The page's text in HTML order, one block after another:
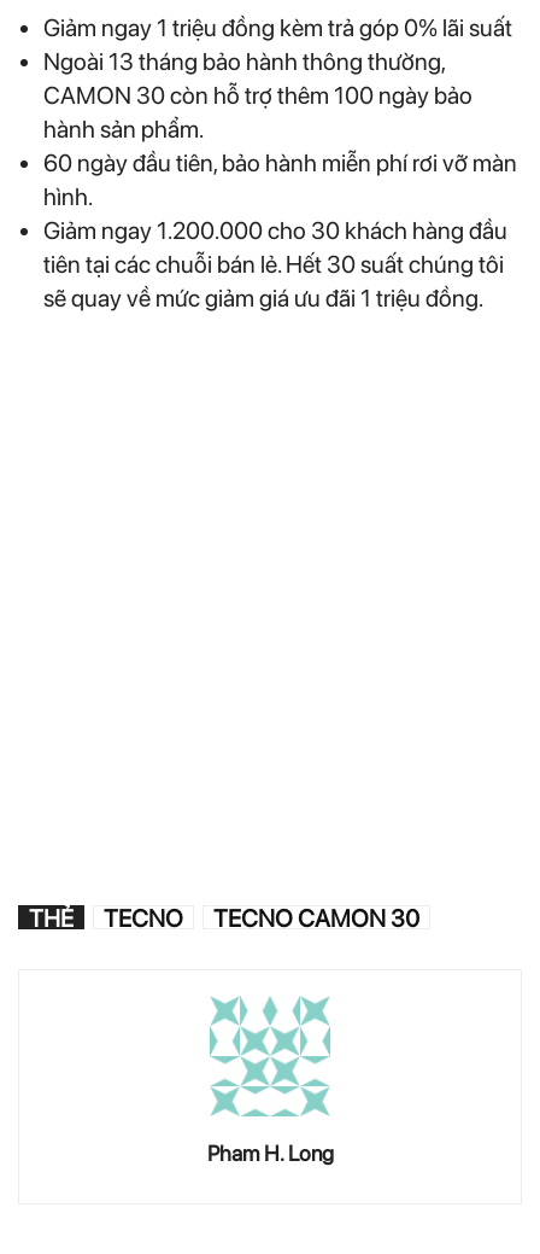
Giảm ngay 1 triệu đồng kèm trả góp 0% lãi suất
Ngoài 13 tháng bảo hành thông thường,
CAMON 30 còn hỗ trợ thêm 100 ngày bảo
hành sản phẩm.
60 ngày đầu tiên, bảo hành miễn phí rơi vỡ màn
hình.
Giảm ngay 1.200.000 cho 30 khách hàng đầu
tiên tại các chuỗi bán lẻ. Hết 30 suất chúng tôi
sẽ quay về mức giảm giá ưu đãi 1 triệu đồng.
THẺ TECNO TECNO CAMON 30
Pham H. Long